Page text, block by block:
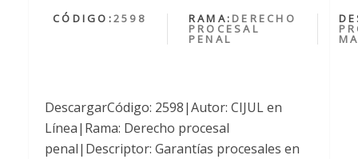
CÓDIGO:2598 RAMA: DERECHO
PROCESAL
PENAL
DescargarCódigo: 2598|Autor: CIJUL en
Línea|Rama: Derecho procesal
penal|Descriptor: Garantías procesales en